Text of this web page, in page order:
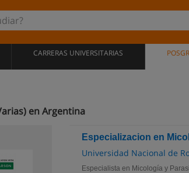
CARRERAS UNIVERSITARIAS
en Argentina
Especializacion en
Universidad Nacional de
Especialista en Micología y